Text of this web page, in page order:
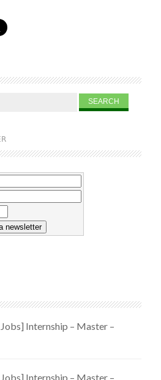
Internship – Master –
Internship – Master –